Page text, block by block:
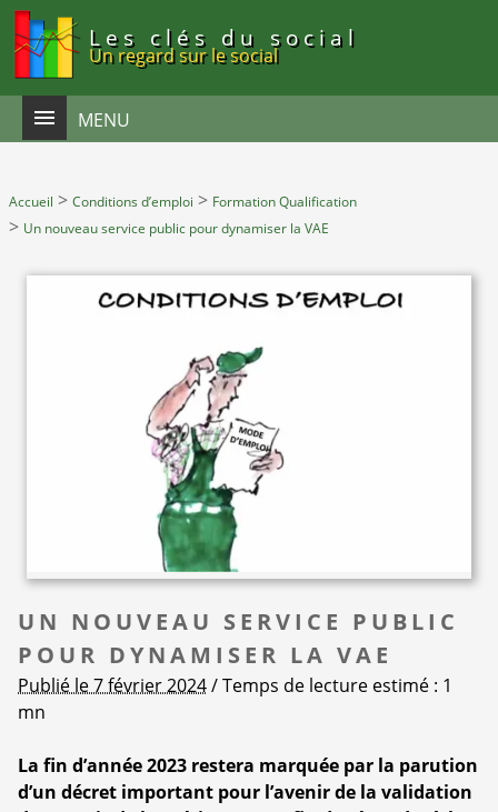
Les clés du social
Un regard sur le social
MENU
Accueil > Conditions d’emploi > Formation Qualification
> Un nouveau service public pour dynamiser la VAE
UN NOUVEAU SERVICE PUBLIC
POUR DYNAMISER LA VAE
Publié le 7 février 2024/ Temps de lecture estimé : 1
mn
La fin d’année 2023 restera marquée par la parution
d’un décret important pour l’avenir de la validation
Panneau de gestion des cookies